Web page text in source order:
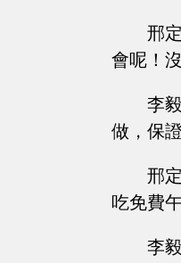
邢
會呢！
李
做，保
邢
吃免費
李